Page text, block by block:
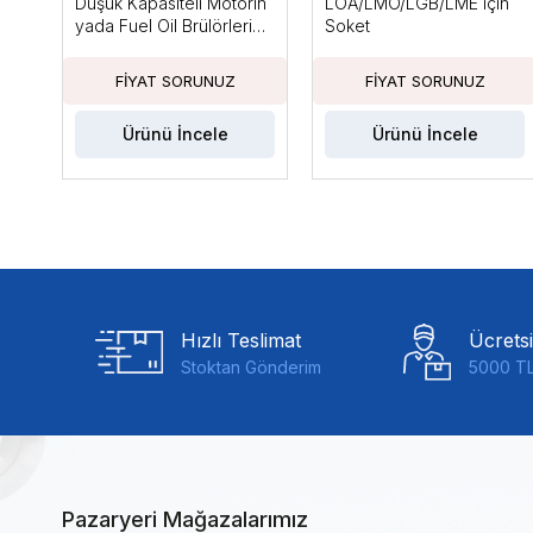
yada Fuel Oil Brülörleri
Ürünü İncele
Soket
Ürünü İncele
Hızlı Teslimat
Stoktan Gönderim 5000
Pazaryeri Mağazalarımız